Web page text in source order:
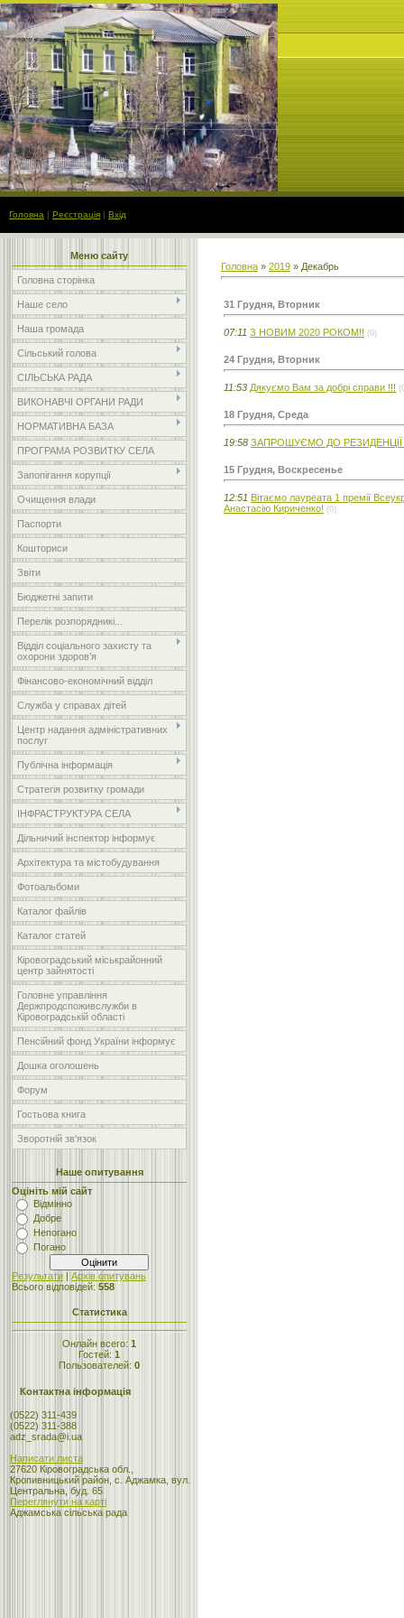
Головна | Реєстрація | Вхід
Меню сайту
Головна сторінка
Наше село
Наша громада
Сільський голова
СІЛЬСЬКА РАДА
ВИКОНАВЧІ ОРГАНИ РАДИ
НОРМАТИВНА БАЗА
ПРОГРАМА РОЗВИТКУ СЕЛА
Запопігання корупції
Очищення влади
Паспорти
Кошториси
Звіти
Бюджетні запити
Перелік розпорядникі...
Відділ соціального захисту та
охорони здоров’я
Фінансово-економічний відділ
Служба у справах дітей
Центр надання адміністративних
послуг
Публічна інформація
Стратегія розвитку громади
ІНФРАСТРУКТУРА СЕЛА
Дільничий інспектор інформує
Архітектура та містобудування
Фотоальбоми
Каталог файлів
Каталог статей
Кіровоградський міськрайонний
центр зайнятості
Головне управління
Держпродспоживслужби в
Кіровоградській області
Пенсійний фонд України інформує
Дошка оголошень
Форум
Гостьова книга
Зворотній зв'язок
Наше опитування
Оцініть мій сайт
Відмінно
Добре
Непогано
Погано
Результати | Архів опитувань
Всього відповідей: 558
Статистика
Онлайн всего: 1
Гостей: 1
Пользователей: 0
Контактна інформація
(0522) 311-439
(0522) 311-388
adz_srada@i.ua
Написати листа
27620 Кіровоградська обл.,
Кропивницький район, с. Аджамка, вул.
Центральна, буд. 65
Переглянути на карті
Аджамська сільська рада
Головна » 2019 » Декабрь
31 Грудня, Вторник
07:11 З НОВИМ 2020 РОКОМ!! (0)
24 Грудня, Вторник
11:53 Дякуємо Вам за добрі справи !!!
18 Грудня, Среда
19:58 ЗАПРОШУЄМО ДО
15 Грудня, Воскресенье
12:51 Вітаємо лауреата 1 преміï
Анастасію Кириченко! (0)